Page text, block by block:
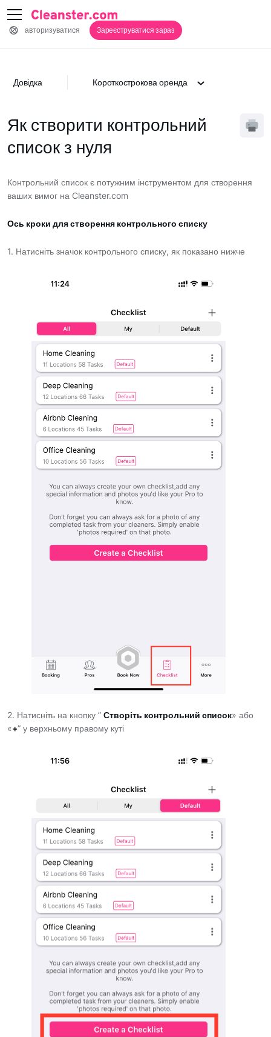
авторизуватися Зареєструватися зараз
Довідка Короткострокова оренда
Як створити контрольний
список з нуля
Контрольний список є потужним інструментом для створення
ваших вимог на Cleanster.com
Ось кроки для створення контрольного списку
1. Натисніть значок контрольного списку, як показано нижче
2. Натисніть на кнопку ” Створіть контрольний список» або
«+” у верхньому правому куті